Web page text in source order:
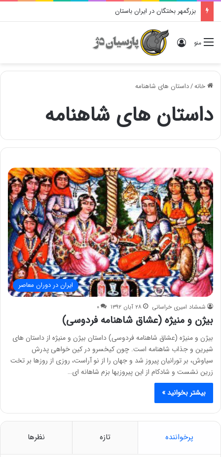
بزرگمهر بختگان در ایران باستان
منو ورود
خانه/داستان های شاهنامه
داستان های شاهنامه
ایران در دوران معاصر
شمشاد امیری خراسانی ۲۸ آبان ۱۳۹۲ ۰
بیژن و منیژه (عشاق شاهنامه فردوسی)
بیژن و منیژه (عشاق شاهنامه فردوسی) داستان بیژن و منیژه از داستان های
شیرین و جذاب شاهنامه است. چون کیخسرو در کین خواهی پدرش
سیاوش، بر تورانیان پیروز شد و جهان را از نو آراست، روزی از روزها بر تخت
زرین نشست و شادکام از این پیروزیها بزم شاهانه ای…
بیشتر بخوانید »
پرخواننده تازه نظرها